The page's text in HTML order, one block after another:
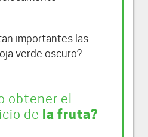
importantes las
verde oscuro?
obtener el
de la fruta?